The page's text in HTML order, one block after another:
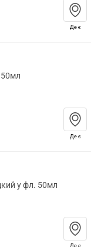
Де є
50мл
Де є
у фл. 50мл
Де є